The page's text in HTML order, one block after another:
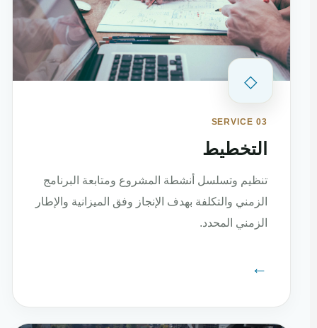
◇
SERVICE 03
التخطيط
تنظيم وتسلسل أنشطة المشروع ومتابعة البرنامج
الزمني والتكلفة بهدف الإنجاز وفق الميزانية والإطار
الزمني المحدد.
←